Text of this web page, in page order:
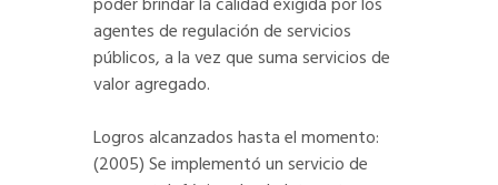
agentes de regulación de servicios
públicos, a la vez que suma servicios de
valor agregado.
Logros alcanzados hasta el momento:
(2005) Se implementó un servicio de